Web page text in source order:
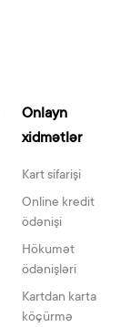
Onlayn
xidmətlər
Kart sifarişi
Online kredit
ödənişi
Hökumət
ödənişləri
Kartdan karta
köçürmə